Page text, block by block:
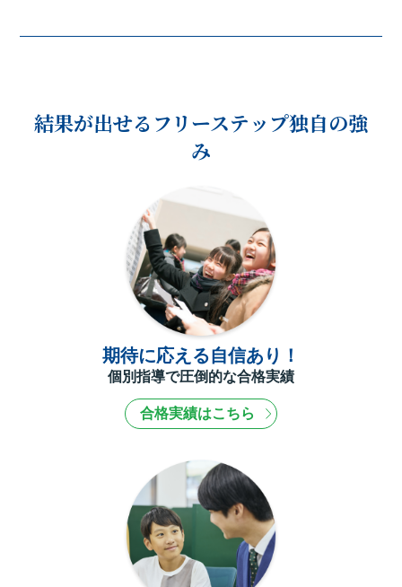
結果が出せるフリーステップ独自の強
み
期待に応える自信あり！
個別指導で圧倒的な合格実績
合格実績はこちら